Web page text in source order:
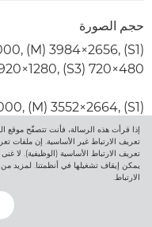
حجم الصورة
(M) 3984×2656, (S1)
(S3) 720×480
(M) 3552×2664, (S1)
(S3) 640×480
(M) 3984×2240, (S1)
(S3) 720×480
(M) 2656×2656, (S1)
تعريف الارتباط غير الأساسية. إن ملفات
تعريف الارتباط الأساسية (الوظيفية). لا
يمكن إيقاف تشغيلها في أنظمتنا. لمزيد
الارتباط.